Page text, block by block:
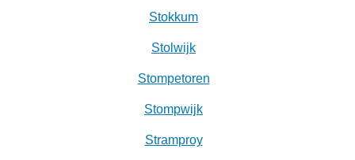
Stokkum
Stolwijk
Stompetoren
Stompwijk
Stramproy